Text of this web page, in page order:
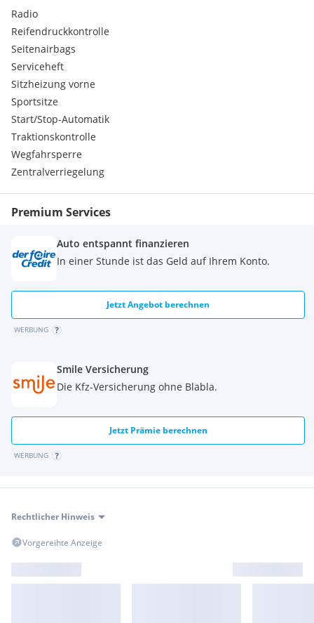
Radio
Reifendruckkontrolle
Seitenairbags
Serviceheft
Sitzheizung vorne
Sportsitze
Start/Stop-Automatik
Traktionskontrolle
Wegfahrsperre
Zentralverriegelung
Premium Services
Auto entspannt finanzieren
In einer Stunde ist das Geld auf Ihrem Konto.
Jetzt Angebot berechnen
WERBUNG
Smile Versicherung
Die Kfz-Versicherung ohne Blabla.
Jetzt Prämie berechnen
WERBUNG
Rechtlicher Hinweis
Vorgereihte Anzeige